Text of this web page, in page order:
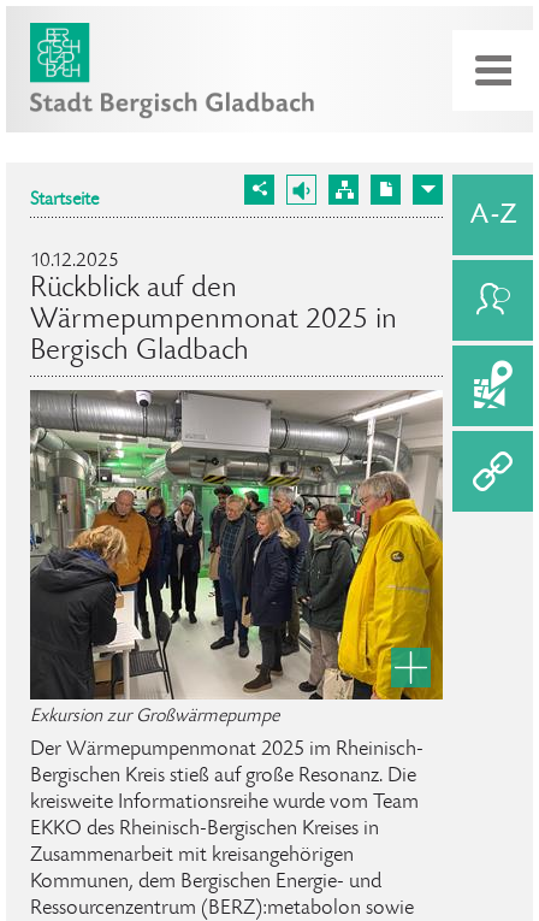
Startseite
10.12.2025
Rückblick auf den
Wärmepumpenmonat 2025 in
Bergisch Gladbach
Exkursion zur Großwärmepumpe
Der Wärmepumpenmonat 2025 im Rheinisch-
Bergischen Kreis stieß auf große Resonanz. Die
kreisweite Informationsreihe wurde vom Team
EKKO des Rheinisch-Bergischen Kreises in
Zusammenarbeit mit kreisangehörigen
Kommunen, dem Bergischen Energie- und
Ressourcenzentrum (BERZ):metabolon sowie